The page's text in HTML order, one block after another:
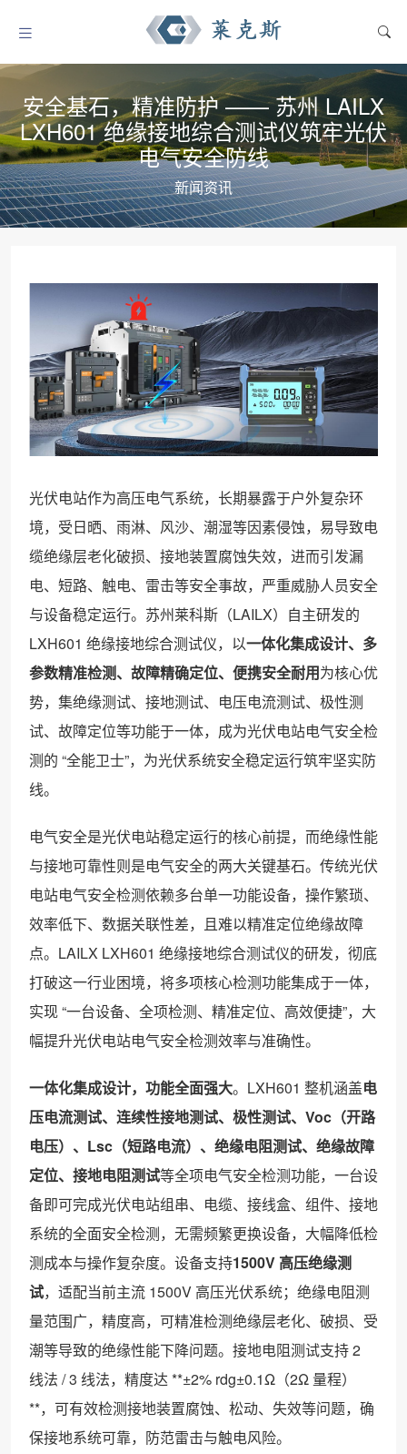
安全基石，精准防护 —— 苏州 LAILX
LXH601 绝缘接地综合测试仪筑牢光伏
电气安全防线
新闻资讯
光伏电站作为高压电气系统，长期暴露于户外复杂环
境，受日晒、雨淋、风沙、潮湿等因素侵蚀，易导致电
缆绝缘层老化破损、接地装置腐蚀失效，进而引发漏
电、短路、触电、雷击等安全事故，严重威胁人员安全
与设备稳定运行。苏州莱科斯（LAILX）自主研发的
LXH601 绝缘接地综合测试仪，以一体化集成设计、多
参数精准检测、故障精确定位、便携安全耐用为核心优
势，集绝缘测试、接地测试、电压电流测试、极性测
试、故障定位等功能于一体，成为光伏电站电气安全检
测的 “全能卫士”，为光伏系统安全稳定运行筑牢坚实防
线。
电气安全是光伏电站稳定运行的核心前提，而绝缘性能
与接地可靠性则是电气安全的两大关键基石。传统光伏
电站电气安全检测依赖多台单一功能设备，操作繁琐、
效率低下、数据关联性差，且难以精准定位绝缘故障
点。LAILX LXH601 绝缘接地综合测试仪的研发，彻底
打破这一行业困境，将多项核心检测功能集成于一体，
实现 “一台设备、全项检测、精准定位、高效便捷”，大
幅提升光伏电站电气安全检测效率与准确性。
一体化集成设计，功能全面强大。LXH601 整机涵盖电
压电流测试、连续性接地测试、极性测试、Voc（开路
电压）、Lsc（短路电流）、绝缘电阻测试、绝缘故障
定位、接地电阻测试等全项电气安全检测功能，一台设
备即可完成光伏电站组串、电缆、接线盒、组件、接地
系统的全面安全检测，无需频繁更换设备，大幅降低检
测成本与操作复杂度。设备支持1500V 高压绝缘测
试，适配当前主流 1500V 高压光伏系统；绝缘电阻测
量范围广，精度高，可精准检测绝缘层老化、破损、受
潮等导致的绝缘性能下降问题。接地电阻测试支持 2
线法 / 3 线法，精度达 **±2% rdg±0.1Ω（2Ω 量程）
**，可有效检测接地装置腐蚀、松动、失效等问题，确
保接地系统可靠，防范雷击与触电风险。